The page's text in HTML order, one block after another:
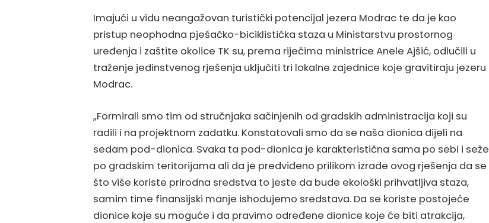
Imajući u vidu neangažovan turistički potencijal jezera Modrac te da je kao
pristup neophodna pješačko-biciklistička staza u Ministarstvu prostornog
uređenja i zaštite okolice TK su, prema riječima ministrice Anele Ajšić, odlučili u
traženje jedinstvenog rješenja uključiti tri lokalne zajednice koje gravitiraju jezeru
Modrac.
„Formirali smo tim od stručnjaka sačinjenih od gradskih administracija koji su
radili i na projektnom zadatku. Konstatovali smo da se naša dionica dijeli na
sedam pod-dionica. Svaka ta pod-dionica je karakteristična sama po sebi i seže
po gradskim teritorijama ali da je predviđeno prilikom izrade ovog rješenja da se
što više koriste prirodna sredstva to jeste da bude ekološki prihvatljiva staza,
samim time finansijski manje ishodujemo sredstava. Da se koriste postojeće
dionice koje su moguće i da pravimo određene dionice koje će biti atrakcija,